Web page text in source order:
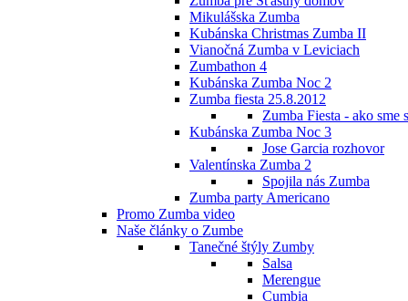
Mikulášska Zumba
Kubánska Christmas Zumba II
Vianočná Zumba v Leviciach
Zumbathon 4
Kubánska Zumba Noc 2
Zumba fiesta 25.8.2012
Zumba Fiesta - ako sme
Kubánska Zumba Noc 3
Jose Garcia rozhovor
Valentínska Zumba 2
Spojila nás Zumba
Zumba party Americano
Promo Zumba video
Naše články o Zumbe
Tanečné štýly Zumby
Salsa
Merengue
Cumbia